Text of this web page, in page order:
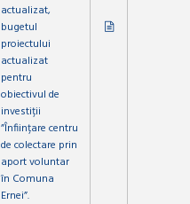
actualizat,
bugetul
proiectului
actualizat
pentru
obiectivul de
investiții
”Înființare centru
de colectare prin
aport voluntar
în Comuna
Ernei”.